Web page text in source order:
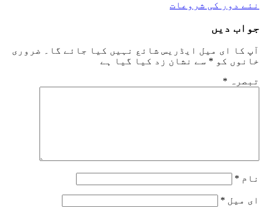
نئے دور کی شروعات
جواب دیں
آپ کا ای میل ایڈریس شائع نہیں کیا جائے گا۔
ضروری
خانوں کو * سے نشان زد کیا گیا ہے
تبصرہ *
نام *
ای میل *